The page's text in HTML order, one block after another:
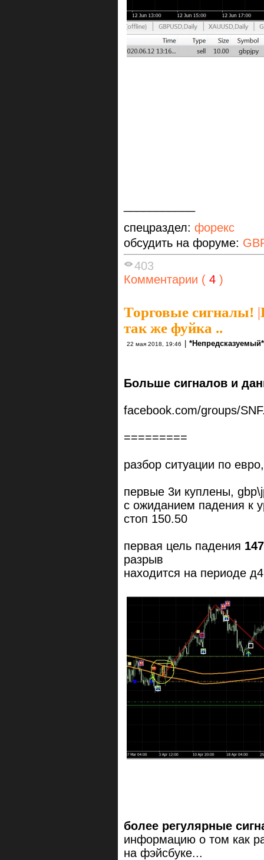
спецраздел: форекс
обсудить на форуме:
403
Комментарии ( 4 )
Торговые сигналы! |
так же фуйка ..
22 мая 2018, 19:46 |
Больше сигналов и
facebook.com/groups/
=========
разбор ситуации по
первые 3и куплены,
с ожиданием падения к
стоп 150.50
первая цель падения
разрыв
находится на периоде
более регулярные
информацию о том как
на фэйсбуке...